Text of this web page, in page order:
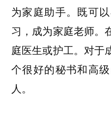
为家庭助手。既可
习，成为家庭老师。
庭医生或护工。对于
个很好的秘书和高
人。